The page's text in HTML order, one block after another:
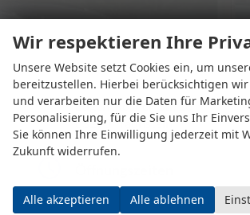
Eugen-Rosner-Str. 16
83278 Traunstein
Wir respektieren Ihre
Unsere Website setzt Cookies ein, um
bereitzustellen. Hierbei berücksichtigen
und verarbeiten nur die Daten für
Personalisierung, für die Sie uns Ihr
Sie können Ihre Einwilligung jederzeit mit
Zukunft widerrufen.
Alle akzeptieren Alle ablehnen